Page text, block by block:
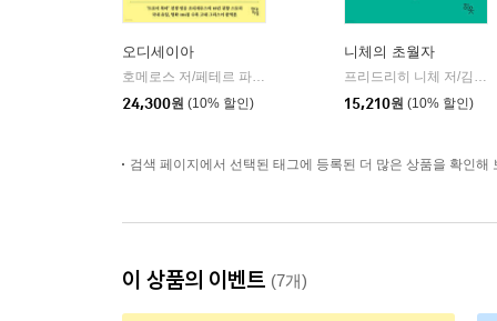
오디세이아
호메로스 저/페테르 파울 루벤스 그림/박문재 역 |
현대지성
24,300원 (10% 할인)
니체의 초월자
프리드리히 니체 저/김철 편역
15,210원 (10% 할인)
검색 페이지에서 선택된 태그에 등록된 더 많은 상품을 확인해
이 상품의 이벤트 (7개)